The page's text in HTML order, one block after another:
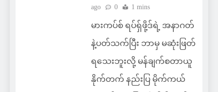
ago
0 1 mins
မားကပ်စ် ရပ်ရှ်ဖို့ဒ်ရဲ့ အနာဂတ်
နဲ့ပတ်သက်ပြီး ဘာမှ မဆုံးဖြတ်
ရသေးဘူးလို့ မန်ချက်စတာယူ
နိုက်တက် နည်းပြ မိုက်ကယ်